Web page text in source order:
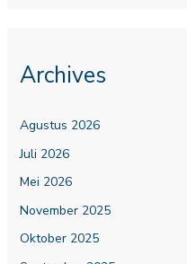
Archives
Agustus 2026
Juli 2026
Mei 2026
November 2025
Oktober 2025